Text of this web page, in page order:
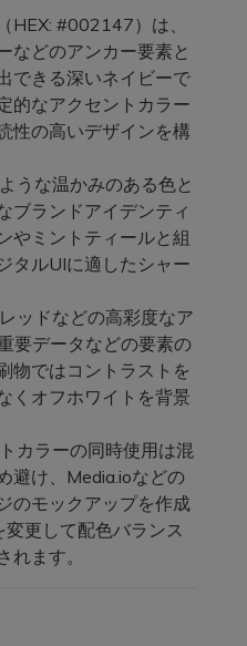
HEX: #002147）は、
などのアンカー要素と
できる深いネイビーで
的なアクセントカラー
性の高いデザインを構
うな温かみのある色と
ブランドアイデンティ
やミントティールと組
タルUIに適したシャー
ッドなどの高彩度なア
要データなどの要素の
物ではコントラストを
くオフホワイトを背景
カラーの同時使用は混
避け、Media.ioなどの
のモックアップを作成
更して配色バランス
れます。